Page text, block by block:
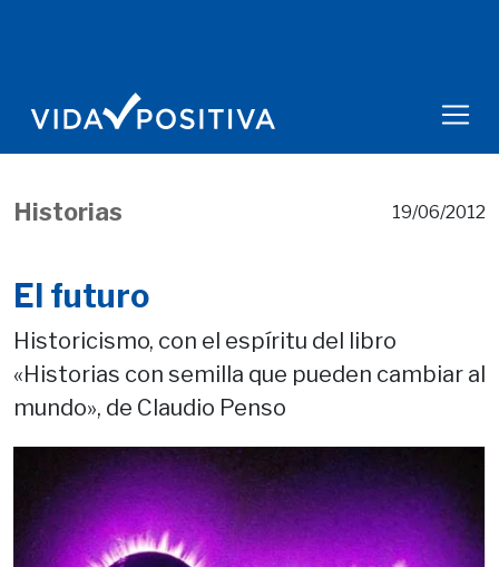
Historias 19/06/2012
El futuro
Historicismo, con el espíritu del libro
«Historias con semilla que pueden cambiar al
mundo», de Claudio Penso